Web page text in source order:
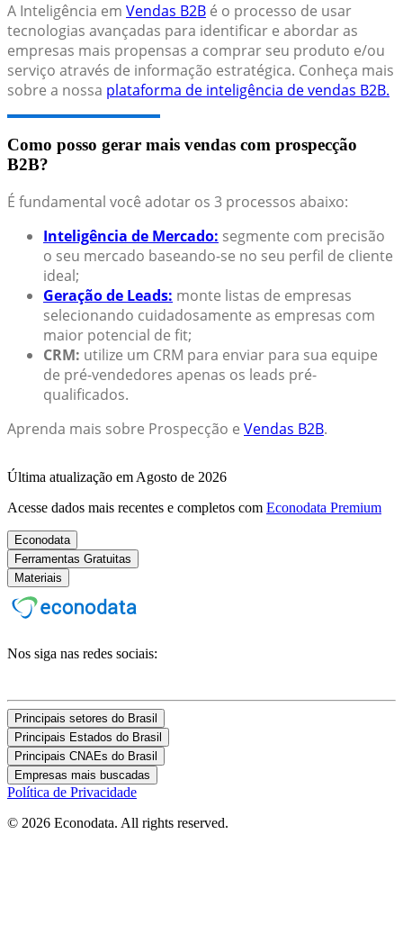
A Inteligência em Vendas B2B é o processo de usar
tecnologias avançadas para identificar e abordar as
empresas mais propensas a comprar seu produto e/ou
serviço através de informação estratégica. Conheça mais
sobre a nossa plataforma de inteligência de vendas B2B.
Como posso gerar mais vendas com prospecção
B2B?
É fundamental você adotar os 3 processos abaixo:
Inteligência de Mercado: segmente com precisão
o seu mercado baseando-se no seu perfil de cliente
ideal;
Geração de Leads: monte listas de empresas
selecionando cuidadosamente as empresas com
maior potencial de fit;
CRM: utilize um CRM para enviar para sua equipe
de pré-vendedores apenas os leads pré-
qualificados.
Aprenda mais sobre Prospecção e Vendas B2B.
Última atualização em Agosto de 2026
Acesse dados mais recentes e completos com Econodata Premium
Econodata
Ferramentas Gratuitas
Materiais
Nos siga nas redes sociais:
Principais setores do Brasil
Principais Estados do Brasil
Principais CNAEs do Brasil
Empresas mais buscadas
Política de Privacidade
© 2026 Econodata. All rights reserved.